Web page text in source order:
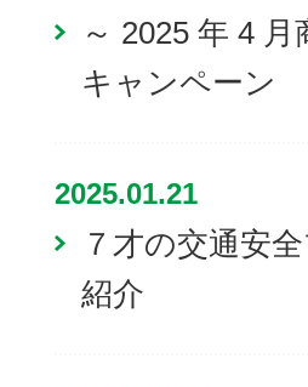
～ 2025 年 4
キャンペーン
2025.01.21
７才の交通安
紹介